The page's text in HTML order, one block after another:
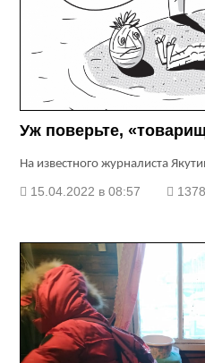
Уж поверьте,
На известного журналиста
15.04.2022 в 08:57 1378